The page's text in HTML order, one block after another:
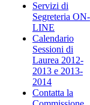
Servizi di
Segreteria ON-
LINE
Calendario
Sessioni di
Laurea 2012-
2013 e 2013-
2014
Contatta la